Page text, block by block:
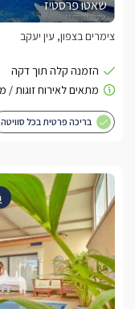
שאטו פרסטיז
צימרים בצפון, עין יעקב
בריכה פרטית בכל סוויטה